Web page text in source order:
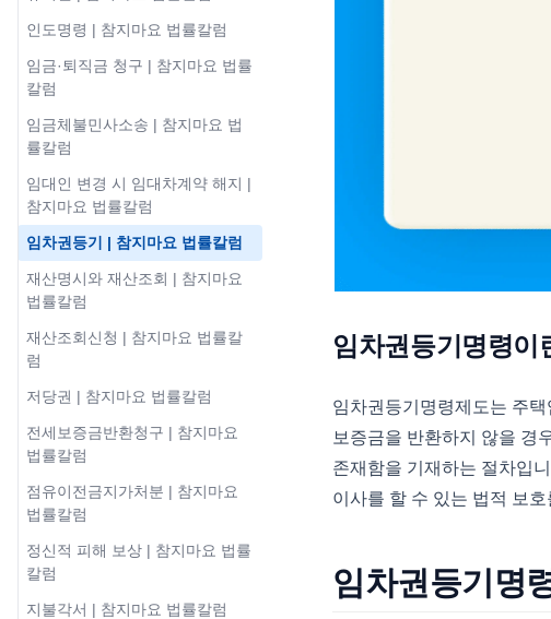
인도명령 | 참지마요 법률칼럼
임금·퇴직금 청구 | 참지마요 법률
칼럼
임금체불민사소송 | 참지마요 법
률칼럼
임대인 변경 시 임대차계약 해지 |
참지마요 법률칼럼
임차권등기 | 참지마요 법률칼럼
재산명시와 재산조회 | 참지마요
법률칼럼
재산조회신청 | 참지마요 법률칼
럼
저당권 | 참지마요 법률칼럼
전세보증금반환청구 | 참지마요
법률칼럼
점유이전금지가처분 | 참지마요
법률칼럼
정신적 피해 보상 | 참지마요 법률
칼럼
지불각서 | 참지마요 법률칼럼
임차권등기명령이
임차권등기명령제도는 주
보증금을 반환하지 않을 경
존재함을 기재하는 절차입
이사를 할 수 있는 법적 보
임차권등기명